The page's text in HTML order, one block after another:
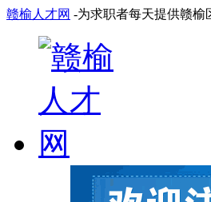
赣榆人才网 -为求职者每天提供赣榆